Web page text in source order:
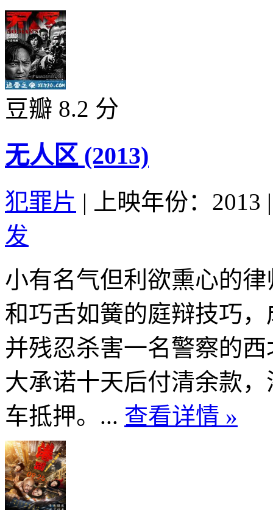
豆瓣 8.2 分
无人区 (2013)
犯罪片 | 上映年份：2013 |
发
小有名气但利欲熏心的
和巧舌如簧的庭辩技巧
并残忍杀害一名警察的
大承诺十天后付清余款
车抵押。... 查看详情 »